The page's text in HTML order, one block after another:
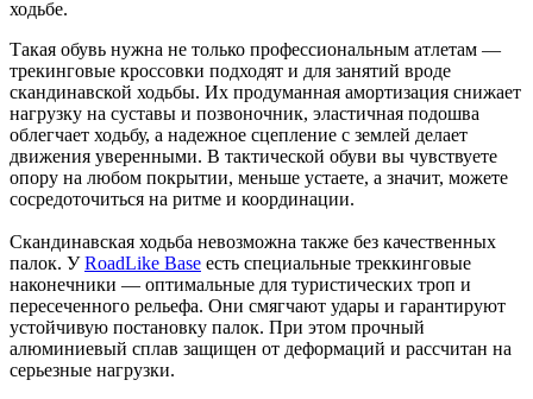
ходьбе.
Такая обувь нужна не только профессиональным атлетам —
трекинговые кроссовки подходят и для занятий вроде
скандинавской ходьбы. Их продуманная амортизация снижает
нагрузку на суставы и позвоночник, эластичная подошва
облегчает ходьбу, а надежное сцепление с землей делает
движения уверенными. В тактической обуви вы чувствуете
опору на любом покрытии, меньше устаете, а значит, можете
сосредоточиться на ритме и координации.
Скандинавская ходьба невозможна также без качественных
палок. УRoadLike Base есть специальные треккинговые
наконечники — оптимальные для туристических троп и
пересеченного рельефа. Они смягчают удары и гарантируют
устойчивую постановку палок. При этом прочный
алюминиевый сплав защищен от деформаций и рассчитан на
серьезные нагрузки.